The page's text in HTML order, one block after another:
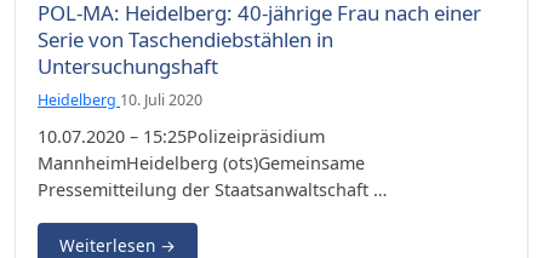
POL-MA: Heidelberg: 40-jährige Frau nach einer
Serie von Taschendiebstählen in
Untersuchungshaft
Heidelberg 10. Juli 2020
10.07.2020 – 15:25Polizeipräsidium
MannheimHeidelberg (ots)Gemeinsame
Pressemitteilung der Staatsanwaltschaft …
Weiterlesen →